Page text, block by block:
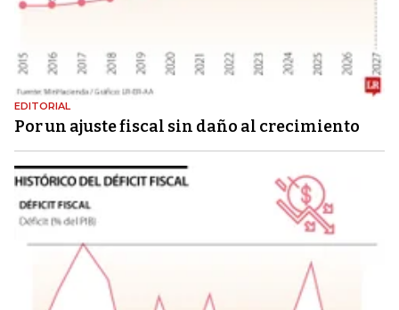
EDITORIAL
Por un ajuste fiscal sin daño al crecimiento